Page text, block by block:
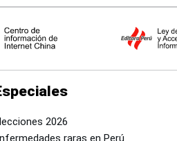
2026
raras en Perú